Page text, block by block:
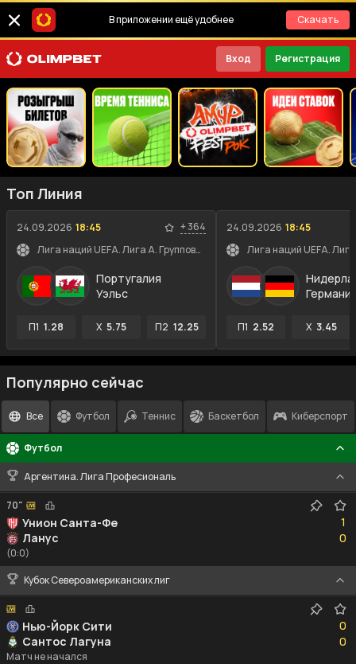
В приложении ещё удобнее Скачать
Вход Регистрация
Топ Линия
24.09.2026 18:45 +364
Лига наций UEFA. Лига A. Групповой этап
Португалия
Уэльс
П1 1.28 X 5.75 П2 12.25
24.09.2026 18:45
П1 2.52 X 3.45
Популярно сейчас
Все Футбол Теннис Баскетбол Киберспорт
Футбол
Аргентина. Лига Професиональ
70"
Унион Санта-Фе
Ланус
1
10
0
(0:0)
Кубок Североамериканских лиг
Нью-Йорк Сити
Сантос Лагуна
0
0
0
0
Матч не начался